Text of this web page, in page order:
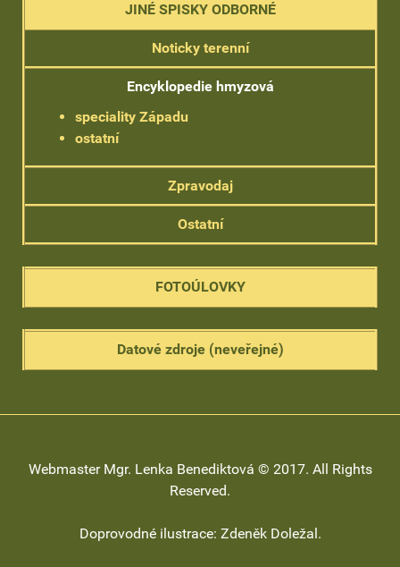
JINÉ SPISKY ODBORNÉ
Noticky terenní
Encyklopedie hmyzová
speciality Západu
ostatní
Zpravodaj
Ostatní
FOTOÚLOVKY
Datové zdroje (neveřejné)
Webmaster Mgr. Lenka Benediktová © 2017. All Rights
Reserved.
Doprovodné ilustrace: Zdeněk Doležal.